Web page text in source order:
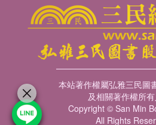
本站著作權屬弘雅三民圖
及相關著作權所
Copyright © San Min
All Rights